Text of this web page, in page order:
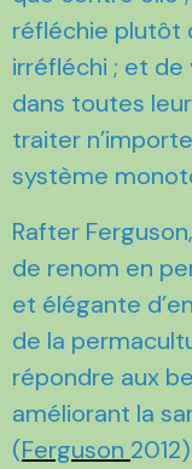
réfléchie plutôt
irréfléchi ; et
dans toutes
traiter
système
Rafter
de renom en
et élégante
de la
répondre aux
améliorant la
(Ferguson